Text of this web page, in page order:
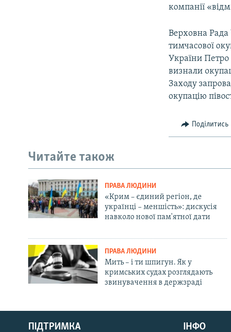
Русский
Qırımtatar
компанії
Верховна Рада
тимчасової
України Петро
визнали
Заходу
окупацію
Поділитись
Читайте також
ПРАВА ЛЮДИНИ
«Крим – єдиний регіон, де
українці – меншість»: дискусія
навколо нової пам'ятної дати
ПРАВА ЛЮДИНИ
Мить – і ти шпигун. Як у
кримських судах розглядають
звинувачення в держзраді
ПІДТРИМКА ІНФО